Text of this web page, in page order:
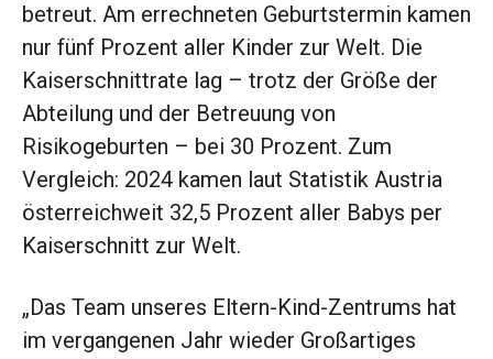
betreut. Am errechneten Geburtstermin kamen
nur fünf Prozent aller Kinder zur Welt. Die
Kaiserschnittrate lag – trotz der Größe der
Abteilung und der Betreuung von
Risikogeburten – bei 30 Prozent. Zum
Vergleich: 2024 kamen laut Statistik Austria
österreichweit 32,5 Prozent aller Babys per
Kaiserschnitt zur Welt.
„Das Team unseres Eltern-Kind-Zentrums hat
im vergangenen Jahr wieder Großartiges